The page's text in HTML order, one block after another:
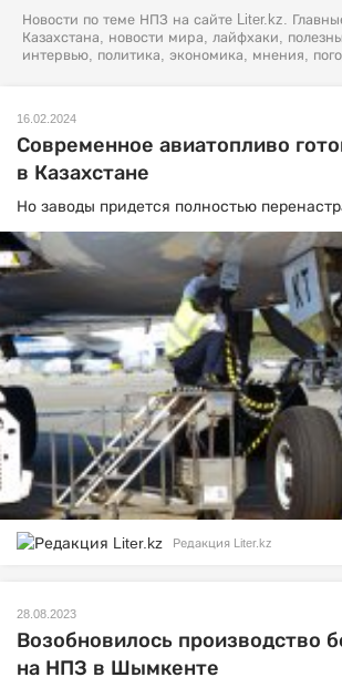
Новости по теме НПЗ на сайте Liter.kz.
Казахстана, новости мира, лайфхаки,
интервью, политика, экономика, мнения,
16.02.2024
Современное авиатопливо
в Казахстане
Но заводы придется полностью
Редакция Liter.kz
28.08.2023
Возобновилось производство
на НПЗ в Шымкенте